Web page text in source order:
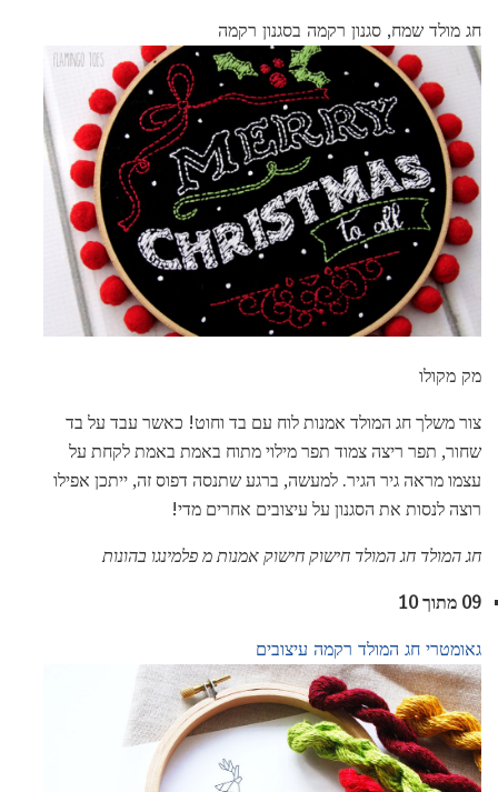
חג מולד שמח, סגנון רקמה בסגנון רקמה
מק מקולו
צור משלך חג המולד אמנות לוח עם בד וחוט! כאשר עבד על בד
שחור, תפר ריצה צמוד תפר מילוי מתוח באמת באמת לקחת על
עצמו מראה גיר הגיר. למעשה, ברגע שתנסה דפוס זה, ייתכן אפילו
רוצה לנסות את הסגנון על עיצובים אחרים מדי!
חג המולד חג המולד חישוק חישוק אמנות מ פלמינגו בהונות
09 מתוך 10
גאומטרי חג המולד רקמה עיצובים